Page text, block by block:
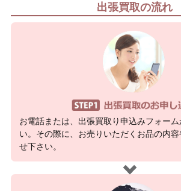
出張買取の流れ
お電話または、出張買取り申込みフォー
い。その際に、お売りいただくお品の内
せ下さい。